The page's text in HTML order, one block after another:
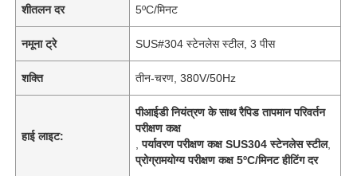
शीतलन दर 5ºC/मिनट
नमूना ट्रे SUS#304 स्टेनलेस स्टील, 3 पीस
शक्ति तीन-चरण, 380V/50Hz
हाई लाइट:
पीआईडी ​​नियंत्रण के साथ रैपिड तापमान परिवर्तन
परीक्षण कक्ष
,पर्यावरण परीक्षण कक्ष SUS304 स्टेनलेस स्टील,
प्रोग्रामयोग्य परीक्षण कक्ष 5ºC/मिनट हीटिंग दर